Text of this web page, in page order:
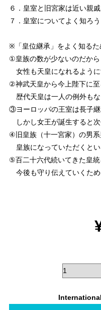
６．皇室と旧宮家は近い親戚
７．皇室についてよく知ろう
※「皇位継承」をよく知るた
①皇族の数が少ないのだから
女性も天皇になれるよう
②神武天皇から今上陛下に
歴代天皇は一人の例外も
③ヨーロッパの王室は長子
しかし女王が誕生すると
④旧皇族（十一宮家）の男系
皇族になっていただくと
⑤百二十六代続いてきた皇統
今後も守り伝えていくた